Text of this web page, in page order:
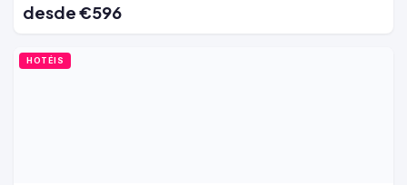
desde €596
HOTÉIS